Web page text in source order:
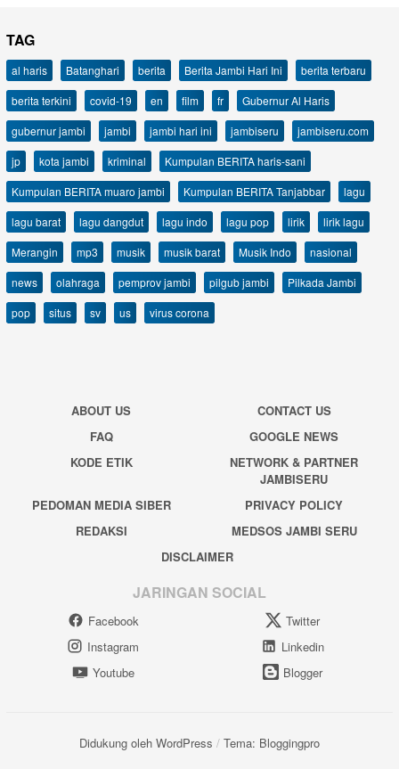
TAG
al haris Batanghari berita Berita Jambi Hari Ini
berita terbaru
berita terkini
covid-19 en film fr
Gubernur Al Haris
gubernur jambi
jambi jambi hari ini jambiseru
jambiseru.com
jp
kota jambi kriminal
Kumpulan BERITA haris-sani
Kumpulan BERITA muaro jambi
Kumpulan BERITA Tanjabbar
lagu
lagu barat
lagu dangdut lagu indo lagu pop lirik
lirik lagu
Merangin
mp3 musik musik barat Musik Indo
nasional
news
olahraga pemprov jambi pilgub jambi
Pilkada Jambi
pop
situs sv us virus corona
ABOUT US
CONTACT US
FAQ
GOOGLE NEWS
KODE ETIK
NETWORK & PARTNER
JAMBISERU
PEDOMAN MEDIA SIBER
PRIVACY POLICY
REDAKSI
MEDSOS JAMBI SERU
DISCLAIMER
JARINGAN SOCIAL
Facebook
Twitter
Instagram
Linkedin
Youtube
Blogger
Didukung oleh WordPress / Tema: Bloggingpro